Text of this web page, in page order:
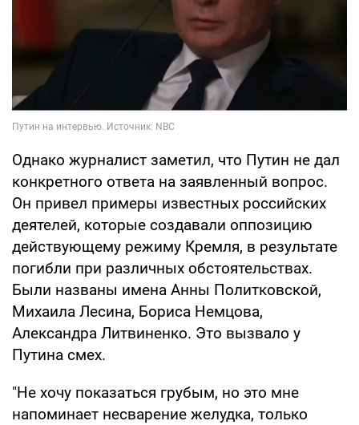
Однако журналист заметил, что Путин не дал
конкретного ответа на заявленный вопрос.
Он привел примеры известных российских
деятелей, которые создавали оппозицию
действующему режиму Кремля, в результате
погибли при различных обстоятельствах.
Были названы имена Анны Политковской,
Михаила Лесина, Бориса Немцова,
Александра Литвиненко. Это вызвало у
Путина смех.
"Не хочу показаться грубым, но это мне
напоминает несварение желудка, только